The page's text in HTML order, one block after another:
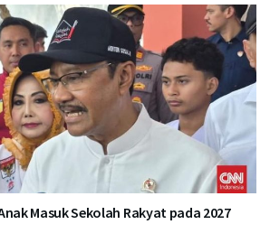
Masuk Sekolah Rakyat pada 2027